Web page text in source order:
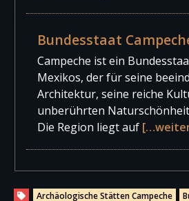
Bundesstaat
Campeche ist ein
Mexikos, der für seine
Architektur, seine reiche
unberührten
Die Region liegt auf
Archäologische Stätten Campeche